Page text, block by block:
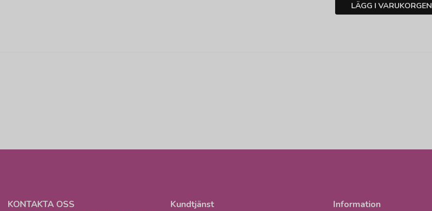
LÄGG I VARUKORGEN
KONTAKTA OSS Kundtjänst Information